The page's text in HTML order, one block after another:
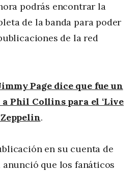
podrás encontrar la
de la banda para poder
de la red
Page dice que fue un
Phil Collins para el ‘Live
Zeppelin.
en su cuenta de
anunció que los fanáticos